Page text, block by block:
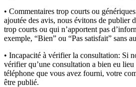
• Commentaires trop courts ou
ajoutée des avis, nous évitons de publier
trop courts ou qui n’apportent pas
exemple, “Bien” ou “Pas satisfait” sans
• Incapacité à vérifier la consultation: Si
vérifier qu’une consultation a bien eu
téléphone que vous avez fourni, votre
être publié.